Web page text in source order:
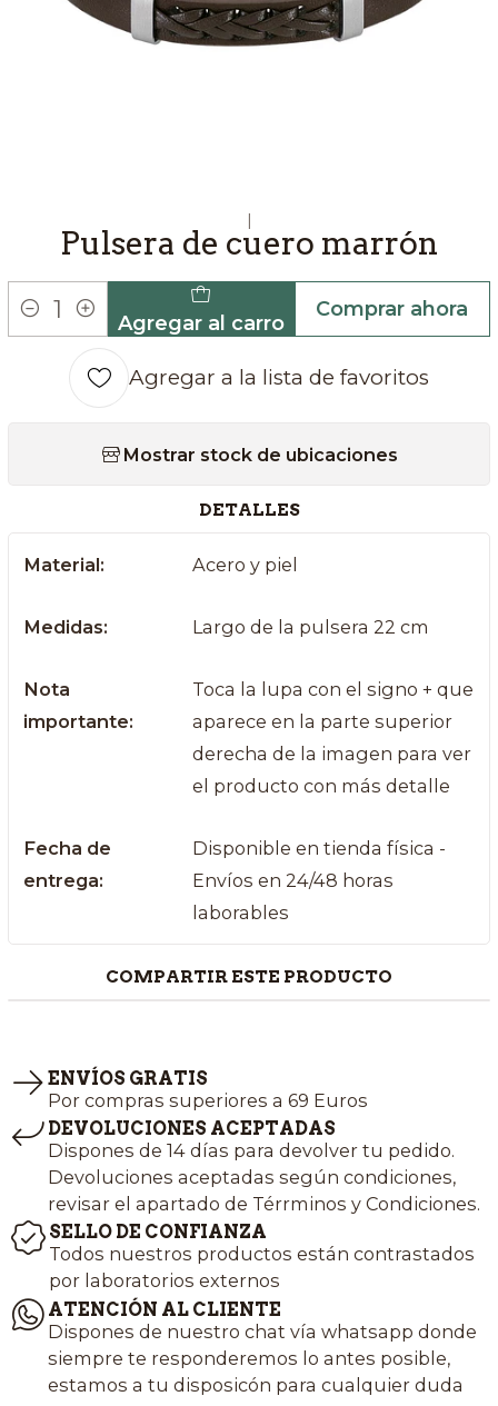
|
Pulsera de cuero marrón
Cantidad Agregar al carro
Comprar ahora
Agregar a la lista de favoritos
Mostrar stock de ubicaciones
DETALLES
Material: Acero y piel
Medidas: Largo de la pulsera 22 cm
Nota
importante:
Toca la lupa con el signo + que
aparece en la parte superior
derecha de la imagen para ver
el producto con más detalle
Fecha de
entrega:
Disponible en tienda física -
Envíos en 24/48 horas
laborables
COMPARTIR ESTE PRODUCTO
ENVÍOS GRATIS
Por compras superiores a 69 Euros
DEVOLUCIONES ACEPTADAS
Dispones de 14 días para devolver tu pedido.
Devoluciones aceptadas según condiciones,
revisar el apartado de Térrminos y Condiciones.
SELLO DE CONFIANZA
Todos nuestros productos están contrastados
por laboratorios externos
ATENCIÓN AL CLIENTE
Dispones de nuestro chat vía whatsapp donde
siempre te responderemos lo antes posible,
estamos a tu disposicón para cualquier duda